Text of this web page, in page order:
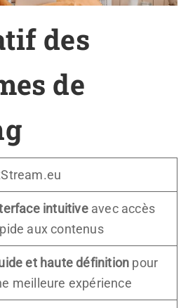
des
de
intuitiveavec accès
aux contenus
et haute définition pour
meilleure expérience